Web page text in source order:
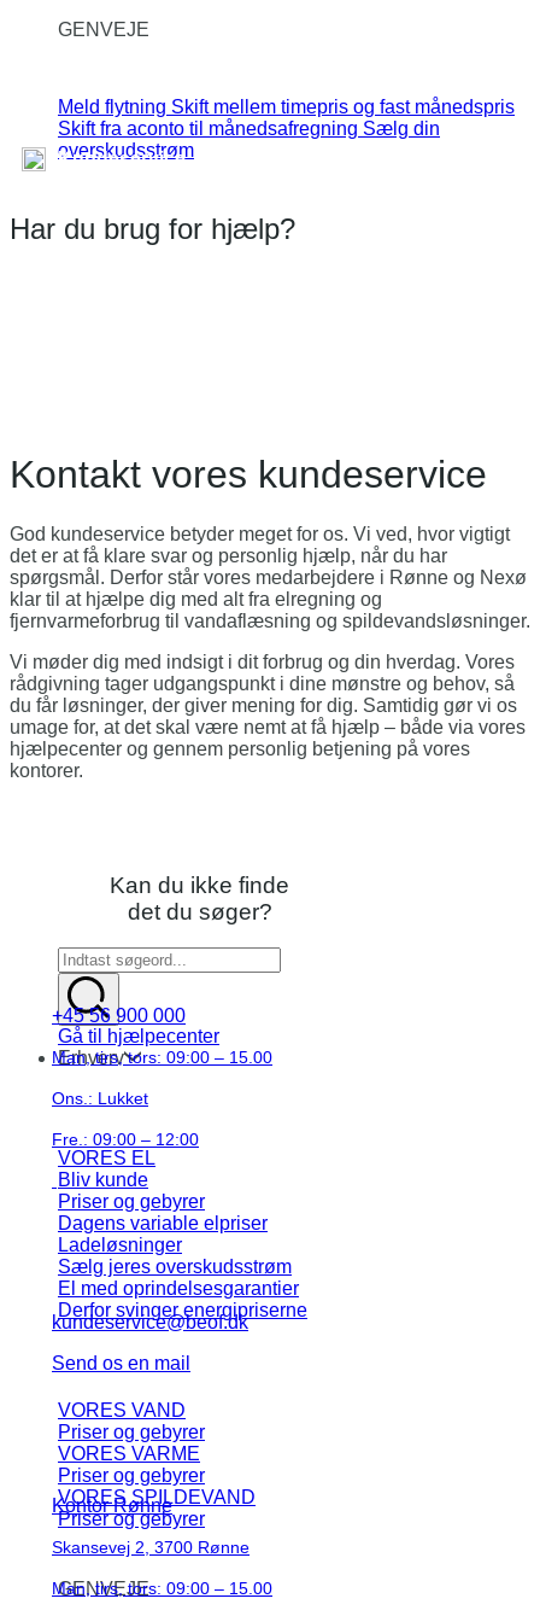
GENVEJE
Meld flytning Skift mellem timepris og fast månedspris
Skift fra aconto til månedsafregning Sælg din
overskudsstrøm
Kan du ikke finde
det du søger?
Gå til hjælpecenter
Erhverv
VORES EL
Bliv kunde
Priser og gebyrer
Dagens variable elpriser
Ladeløsninger
Sælg jeres overskudsstrøm
El med oprindelsesgarantier
Derfor svinger energipriserne
VORES VAND
Priser og gebyrer
VORES VARME
Priser og gebyrer
VORES SPILDEVAND
Priser og gebyrer
GENVEJE
Kundeservice
Har du brug for hjælp?
Kontakt vores kundeservice
God kundeservice betyder meget for os. Vi ved, hvor vigtigt
det er at få klare svar og personlig hjælp, når du har
spørgsmål. Derfor står vores medarbejdere i Rønne og Nexø
klar til at hjælpe dig med alt fra elregning og
fjernvarmeforbrug til vandaflæsning og spildevandsløsninger.
Vi møder dig med indsigt i dit forbrug og din hverdag. Vores
rådgivning tager udgangspunkt i dine mønstre og behov, så
du får løsninger, der giver mening for dig. Samtidig gør vi os
umage for, at det skal være nemt at få hjælp – både via vores
hjælpecenter og gennem personlig betjening på vores
kontorer.
+45 56 900 000
Man, tirs, tors: 09:00 – 15.00
Ons.: Lukket
Fre.: 09:00 – 12:00
kundeservice@beof.dk
Send os en mail
Kontor Rønne
Skansevej 2, 3700 Rønne
Man, tirs, tors: 09:00 – 15.00